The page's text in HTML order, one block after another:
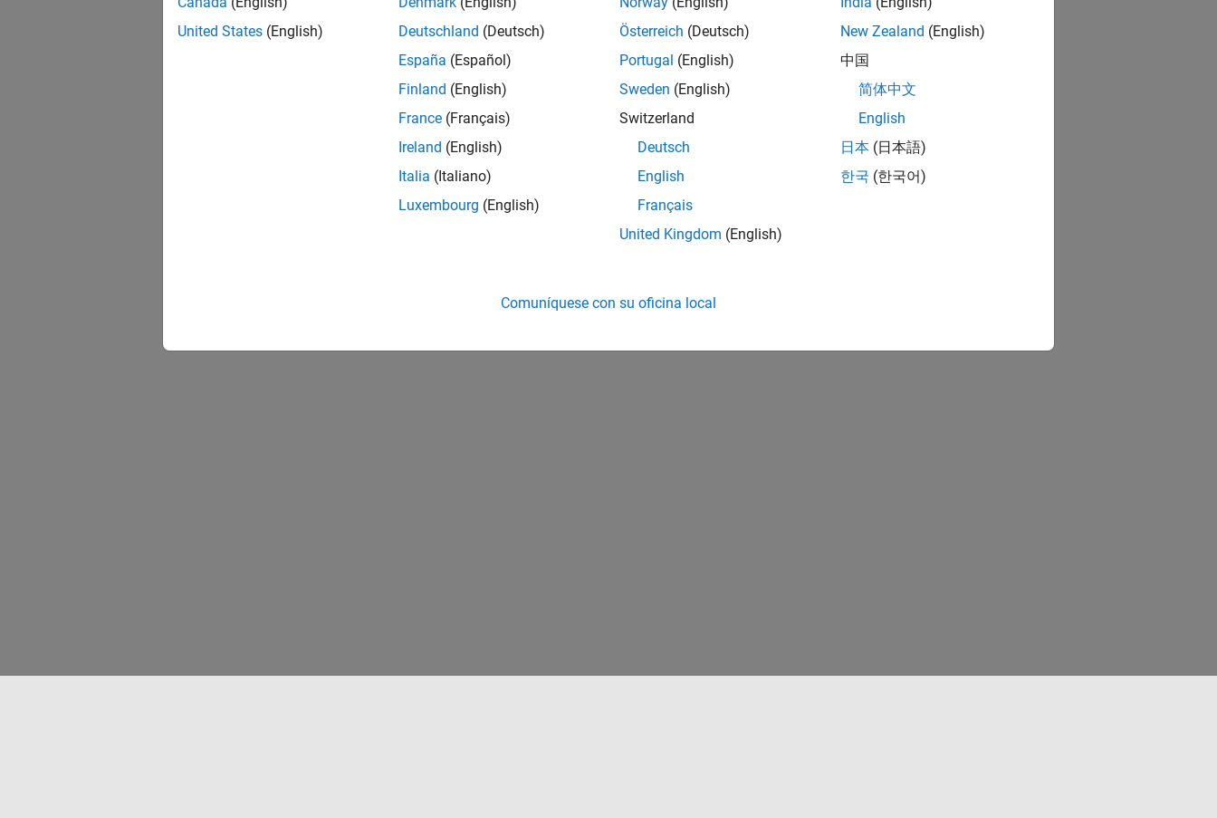
United States (English)
Deutschland (Deutsch)
España (Español)
Finland (English)
France (Français)
Ireland (English)
Italia (Italiano)
Luxembourg (English)
Österreich (Deutsch)
Portugal (English)
Sweden (English)
Switzerland
Deutsch
English
Français
United Kingdom (English)
New Zealand (English)
中国
简体中文
English
日本 (日本語)
한국 (한국어)
Comuníquese con su oficina local